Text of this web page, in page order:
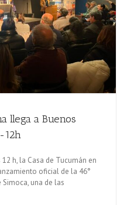
llega a Buenos
12h
h, la Casa de Tucumán en
oficial de la 46°
una de las